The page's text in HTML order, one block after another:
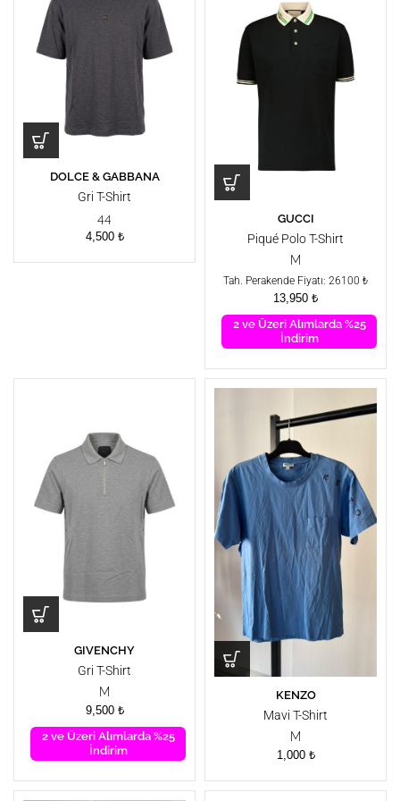
DOLCE & GABBANA
Gri T-Shirt
44
4,500 ₺
GUCCI
Piqué Polo T-Shirt
M
Tah. Perakende Fiyatı: 26100 ₺
13,950 ₺
2 ve Üzeri Alımlarda %25
İndirim
GIVENCHY
Gri T-Shirt
M
9,500 ₺
2 ve Üzeri Alımlarda %25
İndirim
KENZO
Mavi T-Shirt
M
1,000 ₺